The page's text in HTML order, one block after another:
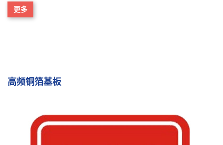
更多
高频铜箔基板